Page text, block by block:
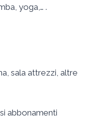
yoga,… .
sala attrezzi, altre
abbonamenti